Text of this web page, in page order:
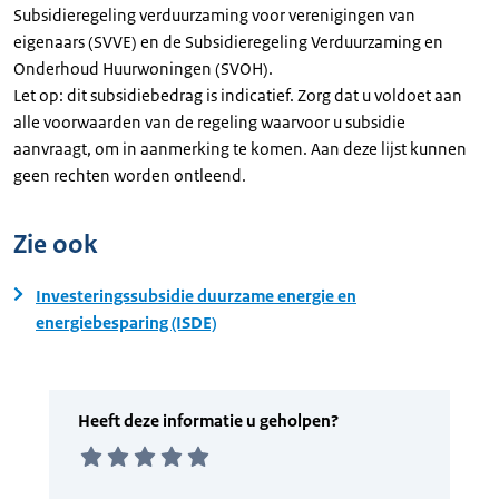
Subsidieregeling verduurzaming voor verenigingen van
eigenaars (SVVE) en de Subsidieregeling Verduurzaming en
Onderhoud Huurwoningen (SVOH).
Let op: dit subsidiebedrag is indicatief. Zorg dat u voldoet aan
alle voorwaarden van de regeling waarvoor u subsidie
aanvraagt, om in aanmerking te komen. Aan deze lijst kunnen
geen rechten worden ontleend.
Zie ook
Investeringssubsidie duurzame energie en
energiebesparing (ISDE)